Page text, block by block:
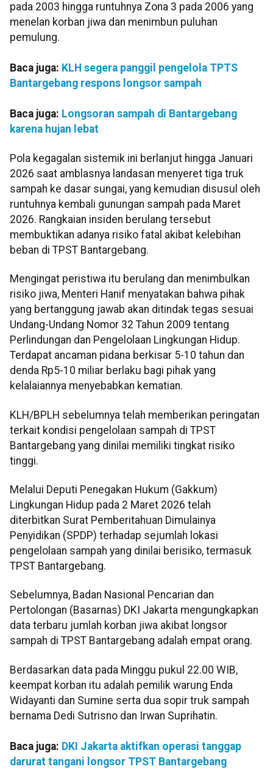
pada 2003 hingga runtuhnya Zona 3 pada 2006 yang
menelan korban jiwa dan menimbun puluhan
pemulung.
Baca juga: KLH segera panggil pengelola TPTS
Bantargebang respons longsor sampah
Baca juga: Longsoran sampah di Bantargebang
karena hujan lebat
Pola kegagalan sistemik ini berlanjut hingga Januari
2026 saat amblasnya landasan menyeret tiga truk
sampah ke dasar sungai, yang kemudian disusul oleh
runtuhnya kembali gunungan sampah pada Maret
2026. Rangkaian insiden berulang tersebut
membuktikan adanya risiko fatal akibat kelebihan
beban di TPST Bantargebang.
Mengingat peristiwa itu berulang dan menimbulkan
risiko jiwa, Menteri Hanif menyatakan bahwa pihak
yang bertanggung jawab akan ditindak tegas sesuai
Undang-Undang Nomor 32 Tahun 2009 tentang
Perlindungan dan Pengelolaan Lingkungan Hidup.
Terdapat ancaman pidana berkisar 5-10 tahun dan
denda Rp5-10 miliar berlaku bagi pihak yang
kelalaiannya menyebabkan kematian.
KLH/BPLH sebelumnya telah memberikan peringatan
terkait kondisi pengelolaan sampah di TPST
Bantargebang yang dinilai memiliki tingkat risiko
tinggi.
Melalui Deputi Penegakan Hukum (Gakkum)
Lingkungan Hidup pada 2 Maret 2026 telah
diterbitkan Surat Pemberitahuan Dimulainya
Penyidikan (SPDP) terhadap sejumlah lokasi
pengelolaan sampah yang dinilai berisiko, termasuk
TPST Bantargebang.
Sebelumnya, Badan Nasional Pencarian dan
Pertolongan (Basarnas) DKI Jakarta mengungkapkan
data terbaru jumlah korban jiwa akibat longsor
sampah di TPST Bantargebang adalah empat orang.
Berdasarkan data pada Minggu pukul 22.00 WIB,
keempat korban itu adalah pemilik warung Enda
Widayanti dan ⁠Sumine serta dua sopir truk sampah
bernama Dedi Sutrisno dan Irwan Suprihatin.
Baca juga: DKI Jakarta aktifkan operasi tanggap
darurat tangani longsor TPST Bantargebang